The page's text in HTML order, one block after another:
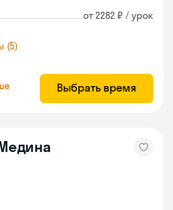
от 2282 ₽ / урок
(5)
Выбрать время